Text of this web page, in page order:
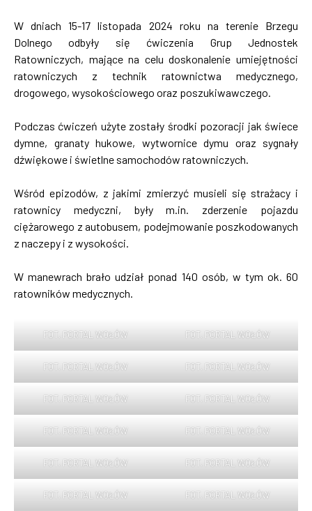
W dniach 15-17 listopada 2024 roku na terenie Brzegu
Dolnego odbyły się ćwiczenia Grup Jednostek
Ratowniczych, mające na celu doskonalenie umiejętności
ratowniczych z technik ratownictwa medycznego,
drogowego, wysokościowego oraz poszukiwawczego.
Podczas ćwiczeń użyte zostały środki pozoracji jak świece
dymne, granaty hukowe, wytwornice dymu oraz sygnały
dźwiękowe i świetlne samochodów ratowniczych.
Wśród epizodów, z jakimi zmierzyć musieli się strażacy i
ratownicy medyczni, były m.in. zderzenie pojazdu
ciężarowego z autobusem, podejmowanie poszkodowanych
z naczepy i z wysokości.
W manewrach brało udział ponad 140 osób, w tym ok. 60
ratowników medycznych.
FOT. PORTAL WOŁÓW FOT. PORTAL WOŁÓW
FOT. PORTAL WOŁÓW FOT. PORTAL WOŁÓW
FOT. PORTAL WOŁÓW FOT. PORTAL WOŁÓW
FOT. PORTAL WOŁÓW FOT. PORTAL WOŁÓW
FOT. PORTAL WOŁÓW FOT. PORTAL WOŁÓW
FOT. PORTAL WOŁÓW FOT. PORTAL WOŁÓW